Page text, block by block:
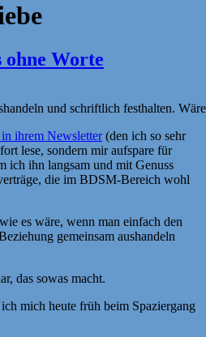
ohne Worte
und schriftlich festhalten.
ihrem Newsletter(den ich so sehr
lese, sondern mir aufspare für
ich ihn langsam und mit Genuss
die im BDSM-Bereich wohl
es wäre, wenn man einfach den
gemeinsam aushandeln
das sowas macht.
mich heute früh beim Spaziergang